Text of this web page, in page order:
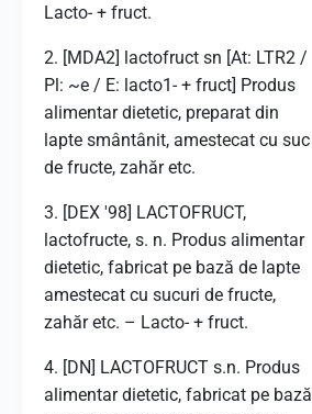
Lacto- + fruct.
2. [MDA2] lactofruct sn [At: LTR2 /
Pl: ~e / E: lacto1- + fruct] Produs
alimentar dietetic, preparat din
lapte smântânit, amestecat cu suc
de fructe, zahăr etc.
3. [DEX '98] LACTOFRUCT,
lactofructe, s. n. Produs alimentar
dietetic, fabricat pe bază de lapte
amestecat cu sucuri de fructe,
zahăr etc. – Lacto- + fruct.
4. [DN] LACTOFRUCT s.n. Produs
alimentar dietetic, fabricat pe bază